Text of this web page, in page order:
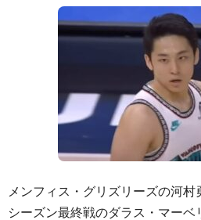
メンフィス・グリズリーズの河
シーズン最終戦のダラス・マー